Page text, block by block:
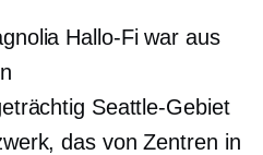
Hallo-Fiwar aus
Seattle-Gebiet
das von Zentren in